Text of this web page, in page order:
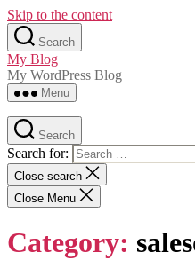
Skip to the content
Search
My Blog
My WordPress Blog
Menu
Search
Search for:
Close search
Close Menu
Category: